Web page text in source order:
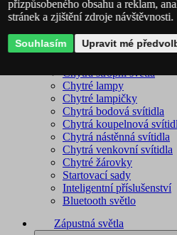
Philips Hue – kompletní
Immax NEO - kompletní
WiZ – kompletní
Chytrá stropní světla
Chytré lampy
Chytré lampičky
Chytrá bodová svítidla
Chytrá koupelnová
Chytrá nástěnná svítidla
Chytrá venkovní svítidla
Chytré žárovky
Startovací sady
Inteligentní příslušenství
Bluetooth světlo
Zápustná světla
přizpůsobeného obsahu a reklam,
stránek a zjištění zdroje návštěvnosti.
Souhlasím Upravit mé